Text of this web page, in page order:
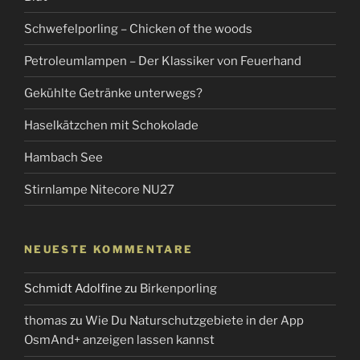
Schwefelporling – Chicken of the woods
Petroleumlampen – Der Klassiker von Feuerhand
Gekühlte Getränke unterwegs?
Haselkätzchen mit Schokolade
Hambach See
Stirnlampe Nitecore NU27
NEUESTE KOMMENTARE
Schmidt Adolfine zu Birkenporling
thomas zu Wie Du Naturschutzgebiete in der App
OsmAnd+ anzeigen lassen kannst